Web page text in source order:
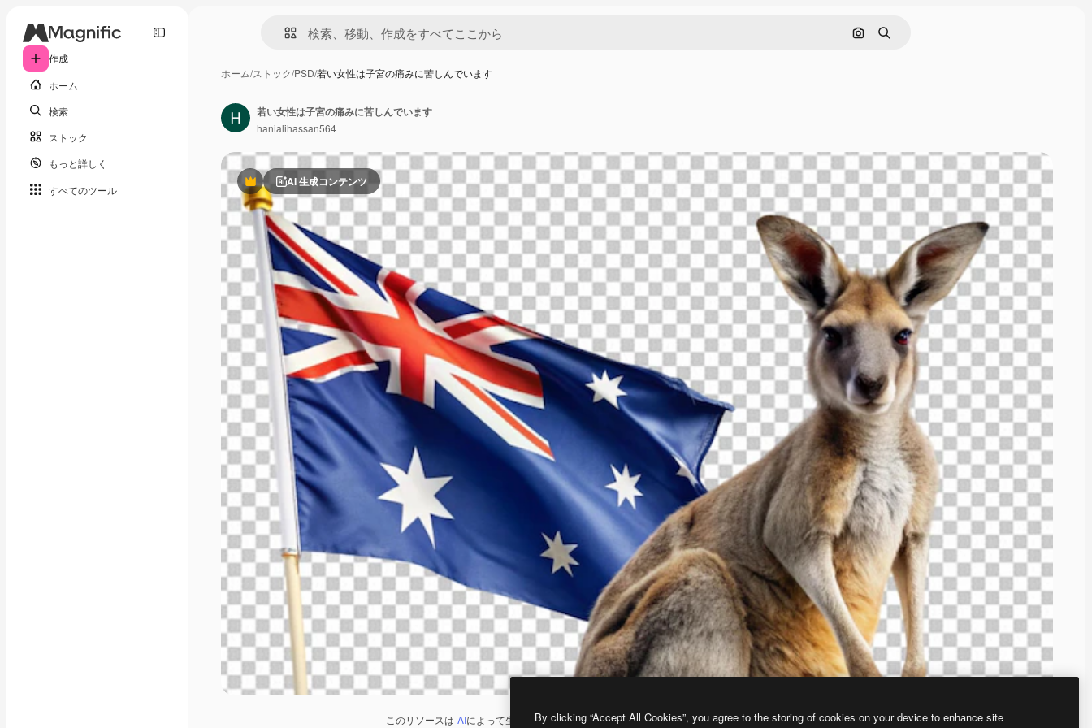
作成
ホーム
検索
ストック
もっと詳しく
すべてのツール
画像で検索
検索
ホーム/ストック/PSD/若い女性は子宮の痛みに苦しんでいます
PremiumAI 生成コンテンツ
このリソースは AIによって生成されたものです。 AI画像生成ツールを使うと、あなた独自の画像を作成できます。
若い女性は子宮の痛みに苦しんでいます
hanialihassan564
By clicking “Accept All Cookies”, you agree to the storing of cookies on your device to enhance site